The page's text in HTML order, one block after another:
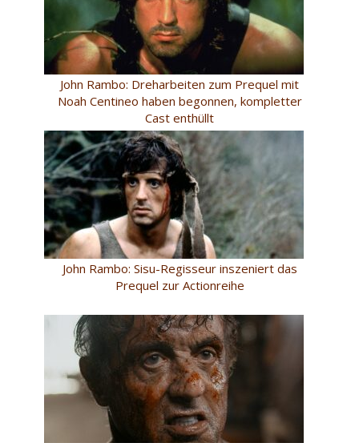
John Rambo: Dreharbeiten zum Prequel mit
Noah Centineo haben begonnen, kompletter
Cast enthüllt
John Rambo: Sisu-Regisseur inszeniert das
Prequel zur Actionreihe